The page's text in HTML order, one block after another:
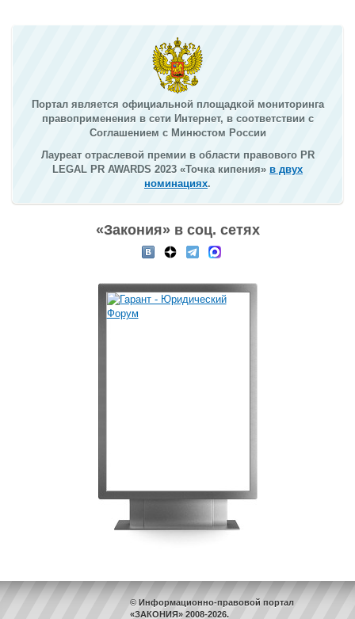
Портал является официальной площадкой мониторинга
правоприменения в сети Интернет, в соответствии с
Соглашением с Минюстом России
Лауреат отраслевой премии в области правового PR
LEGAL PR AWARDS 2023 «Точка кипения» в двух
номинациях.
«Закония» в соц. сетях
© Информационно-правовой портал
«ЗАКОНИЯ» 2008-2026.